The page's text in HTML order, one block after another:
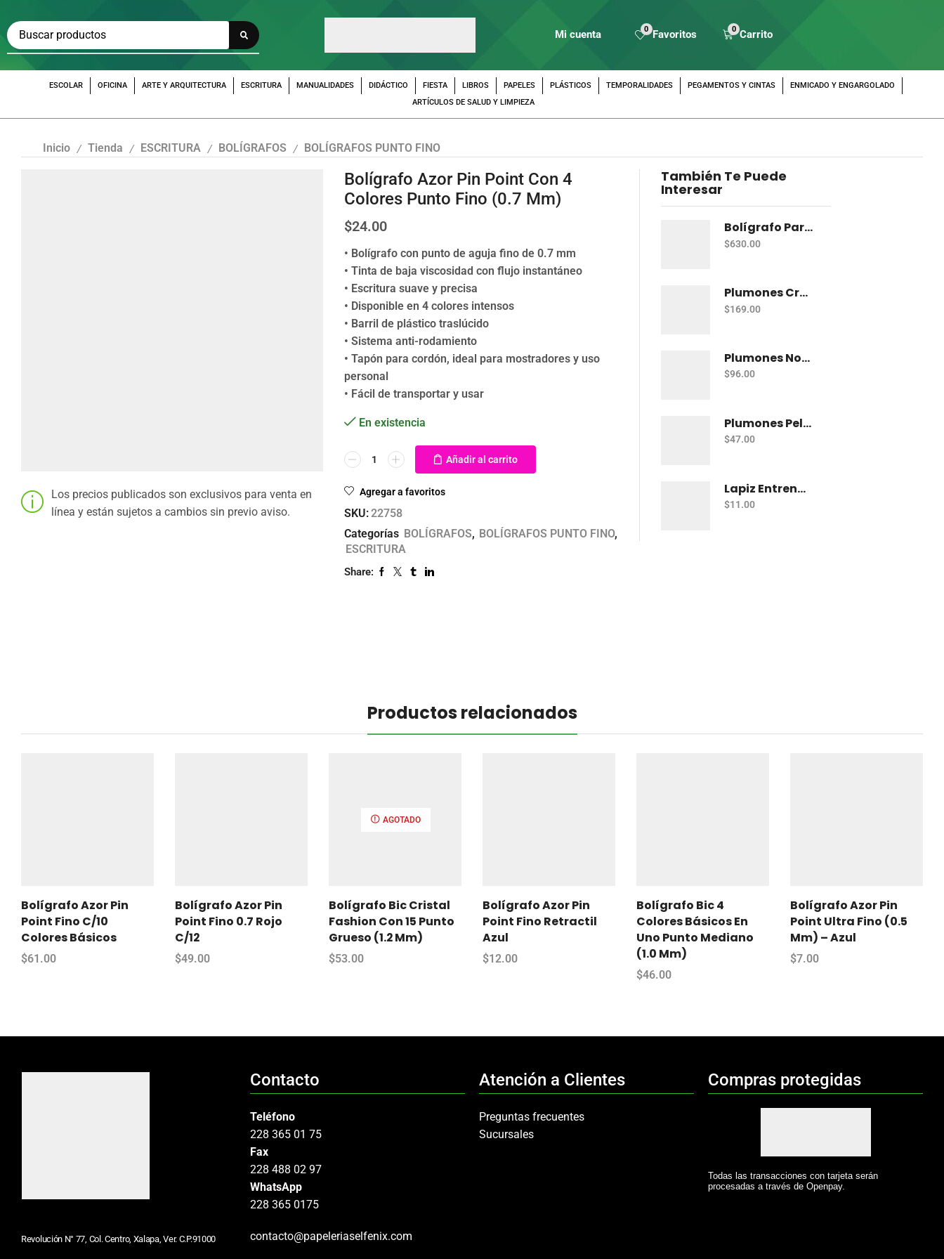
Mi cuenta 0 Favoritos 0 Carrito
ESCOLAR OFICINA ARTE Y ARQUITECTURA ESCRITURA MANUALIDADES DIDÁCTICO FIESTA LIBROS PAPELES PLÁSTICOS TEMPORALIDADES PEGAMENTOS Y CINTAS
ENMICADO Y ENGARGOLADO
ARTÍCULOS DE SALUD Y LIMPIEZA
Inicio / Tienda / ESCRITURA / BOLÍGRAFOS / BOLÍGRAFOS PUNTO FINO
Los precios publicados son exclusivos para venta en
línea y están sujetos a cambios sin previo aviso.
Bolígrafo Azor Pin Point Con 4
Colores Punto Fino (0.7 Mm)
$24.00
• Bolígrafo con punto de aguja fino de 0.7 mm
• Tinta de baja viscosidad con flujo instantáneo
• Escritura suave y precisa
• Disponible en 4 colores intensos
• Barril de plástico traslúcido
• Sistema anti-rodamiento
• Tapón para cordón, ideal para mostradores y uso
personal
• Fácil de transportar y usar
En existencia
Añadir al carrito
Agregar a favoritos
SKU:22758
Categorías BOLÍGRAFOS, BOLÍGRAFOS PUNTO FINO,
ESCRITURA
Share:
También Te Puede
Interesar
Bolígrafo Parker Im Azul Bt
$630.00
Plumones Crayola Super Tips C/20 Delgados Lav
$169.00
Plumones Norma Magicos C/12
$96.00
Plumones Pelikan Colorella Star C/12
$47.00
Lapiz Entrenador Baco Teacher Triang Jumbo
$11.00
Productos relacionados
Bolígrafo Azor Pin
Point Fino C/10
Colores Básicos
$61.00
Bolígrafo Azor Pin
Point Fino 0.7 Rojo
C/12
$49.00
AGOTADO
Bolígrafo Bic Cristal
Fashion Con 15 Punto
Grueso (1.2 Mm)
$53.00
Bolígrafo Azor Pin
Point Fino Retractil
Azul
$12.00
Bolígrafo Bic 4
Colores Básicos En
Uno Punto Mediano
(1.0 Mm)
$46.00
Bolígrafo Azor Pin
Point Ultra Fino (0.5
Mm) – Azul
$7.00
Revolución N° 77, Col. Centro, Xalapa, Ver. C.P.91000
Contacto
Teléfono
228 365 01 75
Fax
228 488 02 97
WhatsApp
228 365 0175
contacto@papeleriaselfenix.com
Atención a Clientes
Preguntas frecuentes
Sucursales
Compras protegidas
Todas las transacciones con tarjeta serán
procesadas a través de Openpay.